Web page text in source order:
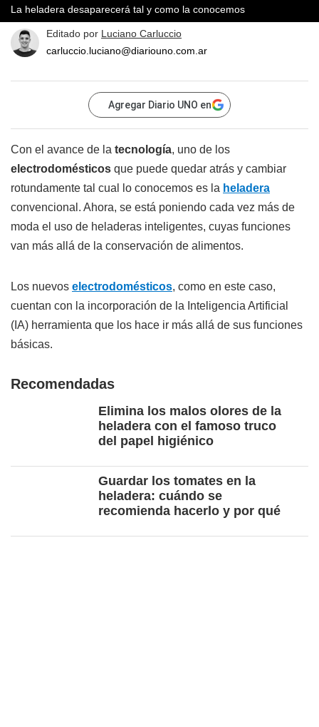
La heladera desaparecerá tal y como la conocemos
Editado por Luciano Carluccio
carluccio.luciano@diariouno.com.ar
Agregar Diario UNO en
Con el avance de la tecnología, uno de los
electrodomésticos que puede quedar atrás y cambiar
rotundamente tal cual lo conocemos es la heladera
convencional. Ahora, se está poniendo cada vez más de
moda el uso de heladeras inteligentes, cuyas funciones
van más allá de la conservación de alimentos.
Los nuevos electrodomésticos, como en este caso,
cuentan con la incorporación de la Inteligencia Artificial
(IA) herramienta que los hace ir más allá de sus funciones
básicas.
Recomendadas
Elimina los malos olores de la
heladera con el famoso truco
del papel higiénico
Guardar los tomates en la
heladera: cuándo se
recomienda hacerlo y por qué